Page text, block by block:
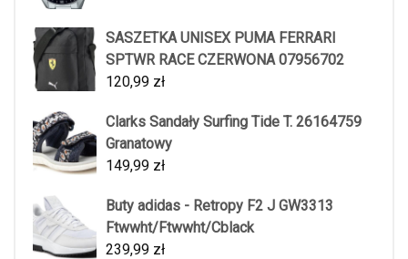
SASZETKA UNISEX PUMA FERRARI
SPTWR RACE CZERWONA 07956702
120,99 zł
Clarks Sandały Surfing Tide T. 26164759
Granatowy
149,99 zł
Buty adidas - Retropy F2 J GW3313
Ftwwht/Ftwwht/Cblack
239,99 zł